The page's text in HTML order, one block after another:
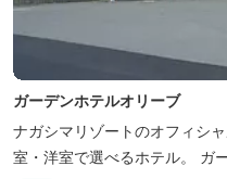
ガーデンホテルオリーブ
ナガシマリゾートのオフィシ
室・洋室で選べる